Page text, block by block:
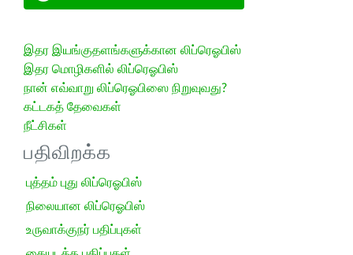
இதர இயங்குதளங்களுக்கான லிப்ரெஓபிஸ்
இதர மொழிகளில் லிப்ரெஓபிஸ்
நான் எவ்வாறு லிப்ரெஓபிஸை நிறுவுவது?
கட்டகத் தேவைகள்
நீட்சிகள்
பதிவிறக்க
புத்தம் புது லிப்ரெஓபிஸ்
நிலையான லிப்ரெஓபிஸ்
உருவாக்குநர் பதிப்புகள்